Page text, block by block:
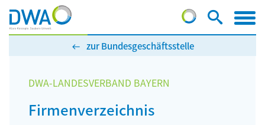
zur Bundesgeschäftsstelle
DWA-LANDESVERBAND BAYERN
Firmenverzeichnis